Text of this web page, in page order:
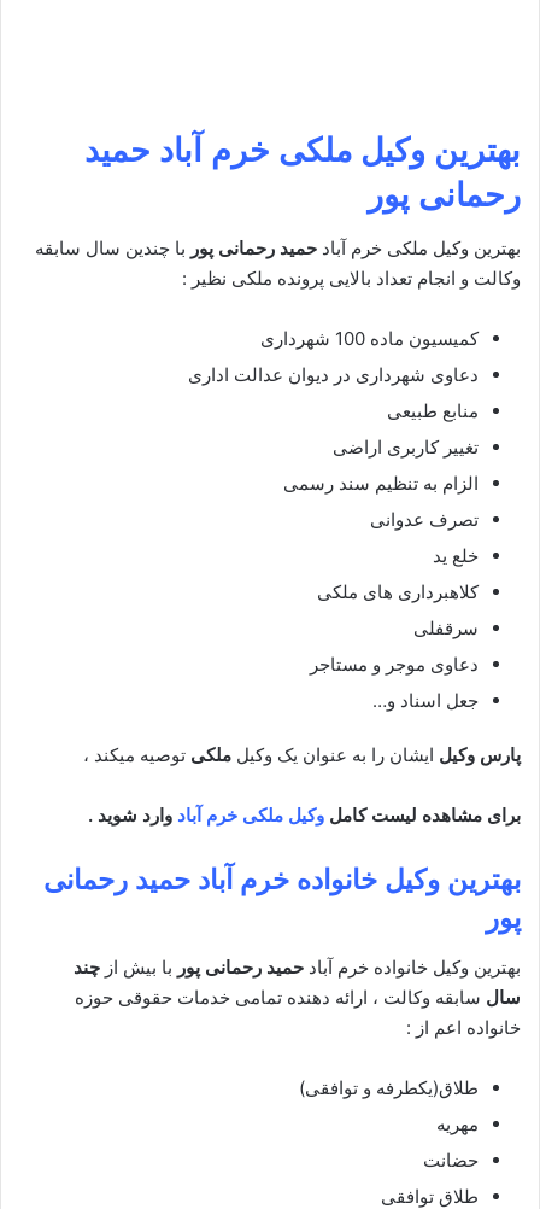
بهترین وکیل ملکی خرم آباد حمید
رحمانی پور
بهترین وکیل ملکی خرم آباد حمید رحمانی پور با چندین سال سابقه
وکالت و انجام تعداد بالایی پرونده ملکی نظیر :
کمیسیون ماده 100 شهرداری
دعاوی شهرداری در دیوان عدالت اداری
منابع طبیعی
تغییر کاربری اراضی
الزام به تنظیم سند رسمی
تصرف عدوانی
خلع ید
کلاهبرداری های ملکی
سرقفلی
دعاوی موجر و مستاجر
جعل اسناد و…
پارس وکیل ایشان را به عنوان یک وکیل ملکی توصیه میکند ،
برای مشاهده لیست کامل وکیل ملکی خرم آباد وارد شوید .
بهترین وکیل خانواده خرم آباد حمید رحمانی
پور
بهترین وکیل خانواده خرم آباد حمید رحمانی پور با بیش از چند
سال سابقه وکالت ، ارائه دهنده تمامی خدمات حقوقی حوزه
خانواده اعم از :
طلاق(یکطرفه و توافقی)
مهریه
حضانت
طلاق توافقی